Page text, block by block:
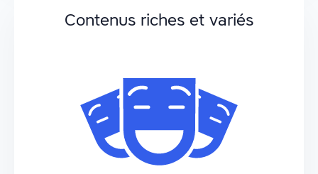
Contenus riches et variés